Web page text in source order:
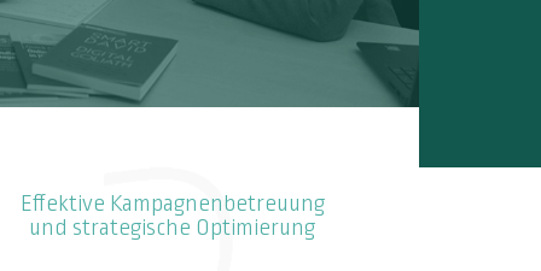
Effektive Kampagnenbetreuung
und strategische Optimierung